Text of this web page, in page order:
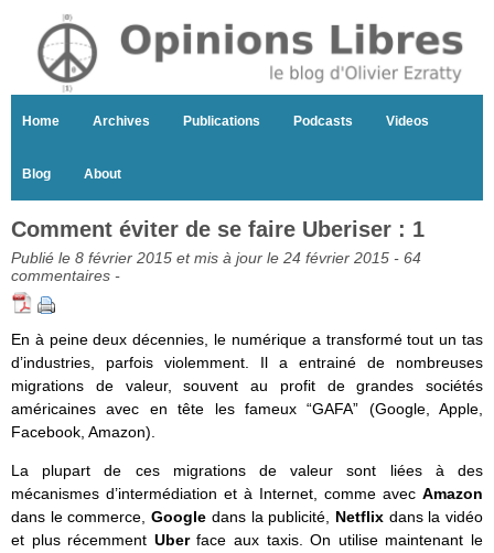
Home Archives Publications Podcasts Videos
Blog About
Comment éviter de se faire Uberiser : 1
Publié le 8 février 2015 et mis à jour le 24 février 2015 - 64
commentaires -
En à peine deux décennies, le numérique a transformé tout un tas
d’industries, parfois violemment. Il a entrainé de nombreuses
migrations de valeur, souvent au profit de grandes sociétés
américaines avec en tête les fameux “GAFA” (Google, Apple,
Facebook, Amazon).
La plupart de ces migrations de valeur sont liées à des
mécanismes d’intermédiation et à Internet, comme avec Amazon
dans le commerce,Google dans la publicité, Netflix dans la vidéo
et plus récemment Uberface aux taxis. On utilise maintenant le